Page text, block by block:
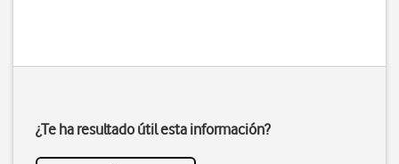
¿Te ha resultado útil esta información?